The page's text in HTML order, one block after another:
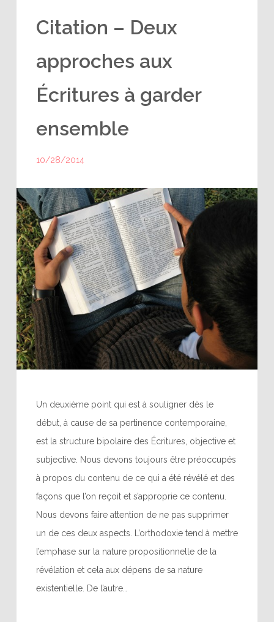
Citation – Deux
approches aux
Écritures à garder
ensemble
10/28/2014
Un deuxième point qui est à souligner dès le
début, à cause de sa pertinence contemporaine,
est la structure bipolaire des Écritures, objective et
subjective. Nous devons toujours être préoccupés
à propos du contenu de ce qui a été révélé et des
façons que l’on reçoit et s’approprie ce contenu.
Nous devons faire attention de ne pas supprimer
un de ces deux aspects. L’orthodoxie tend à mettre
l’emphase sur la nature propositionnelle de la
révélation et cela aux dépens de sa nature
existentielle. De l’autre…